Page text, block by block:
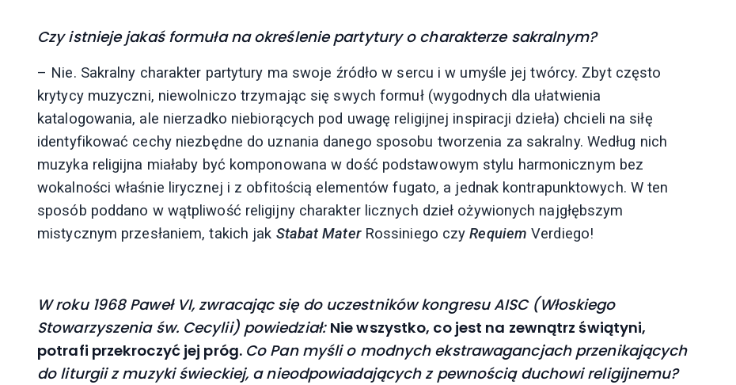
Czy istnieje jakaś formuła na określenie partytury o charakterze sakralnym?
– Nie. Sakralny charakter partytury ma swoje źródło w sercu i w umyśle jej twórcy. Zbyt często
krytycy muzyczni, niewolniczo trzymając się swych formuł (wygodnych dla ułatwienia
katalogowania, ale nierzadko niebiorących pod uwagę religijnej inspiracji dzieła) chcieli na siłę
identyfikować cechy niezbędne do uznania danego sposobu tworzenia za sakralny. Według nich
muzyka religijna miałaby być komponowana w dość podstawowym stylu harmonicznym bez
wokalności właśnie lirycznej i z obfitością elementów fugato, a jednak kontrapunktowych. W ten
sposób poddano w wątpliwość religijny charakter licznych dzieł ożywionych najgłębszym
mistycznym przesłaniem, takich jak Stabat MaterRossiniego czyRequiem Verdiego!
W roku 1968 Paweł VI, zwracając się do uczestników kongresu AISC (Włoskiego
Stowarzyszenia św. Cecylii) powiedział: Nie wszystko, co jest na zewnątrz świątyni,
potrafi przekroczyć jej próg. Co Pan myśli o modnych ekstrawagancjach przenikających
do liturgii z muzyki świeckiej, a nieodpowiadających z pewnością duchowi religijnemu?